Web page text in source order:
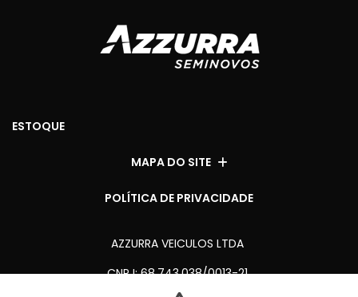
ESTOQUE
MAPA DO SITE
POLÍTICA DE PRIVACIDADE
AZZURRA VEICULOS LTDA
CNPJ: 68.743.038/0013-21